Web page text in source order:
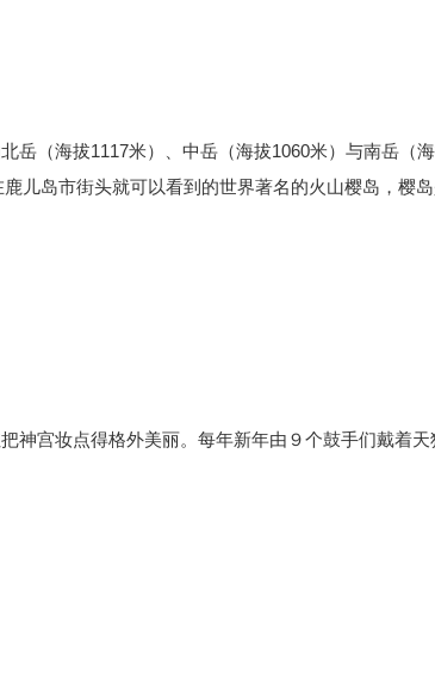
岳（海拔1117米）、中岳（海拔1060米）与南岳（
鹿儿岛市街头就可以看到的世界著名的火山樱岛，樱
神宫妆点得格外美丽。每年新年由９个鼓手们戴着天